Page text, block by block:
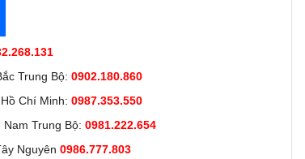
Trung Bộ: 0902.180.860
Chí Minh: 0987.353.550
Nam Trung Bộ: 0981.222.654
Nguyên 0986.777.803